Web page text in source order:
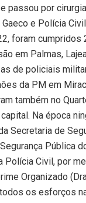
passou por
e Polícia Civil
foram cumpridos
em Palmas,
de policiais
da PM em
também no
Na época
Secretaria de
Pública
Polícia Civil, por
Organizado
os esforços